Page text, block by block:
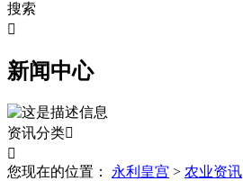
搜索

新闻中心
资讯分类

您现在的位置：
永利皇宫 > 农业资讯